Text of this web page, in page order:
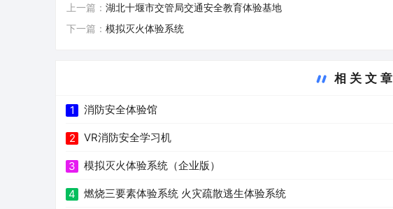
上一篇： 湖北十堰市交管局交通安全教育体验基地
下一篇： 模拟灭火体验系统
相关文章
1 消防安全体验馆
2 VR消防安全学习机
3 模拟灭火体验系统（企业版）
4 燃烧三要素体验系统 火灾疏散逃生体验系统